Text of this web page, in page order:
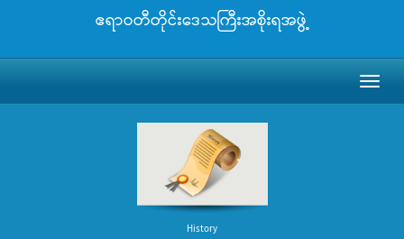
ဧရာဝတီတိုင်းဒေသကြီးအစိုးရအဖွဲ့
History